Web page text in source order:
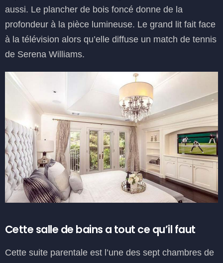
aussi. Le plancher de bois foncé donne de la
profondeur à la pièce lumineuse. Le grand lit fait face
à la télévision alors qu’elle diffuse un match de tennis
de Serena Williams.
Cette salle de bains a tout ce qu’il faut
Cette suite parentale est l’une des sept chambres de